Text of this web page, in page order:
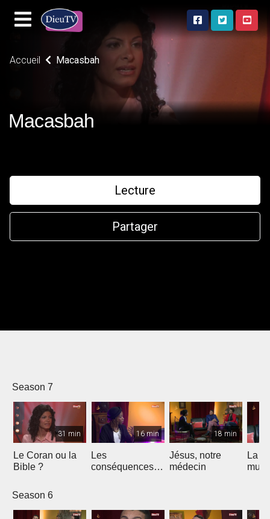
Accueil Macasbah
Macasbah
Lecture
Partager
Season 7
31 min
Le Coran ou la
Bible ?
16 min
Les
conséquences
18 min
Jésus, notre
médecin
La
Season 6